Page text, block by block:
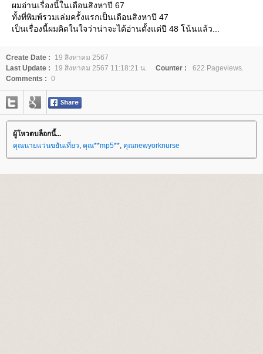
ผมอ่านเรื่องนี้ในเดือนสิงหาปี 67
ทั้งที่พิมพ์รวมเล่มครั้งแรกเป็นเดือนสิงหาปี 47
เป็นเรื่องนี้ผมคิดในใจว่าน่าจะได้อ่านตั้งแต่ปี 48 โน้นแล้ว...
Create Date :
19 สิงหาคม 2567
Last Update :
19 สิงหาคม 2567 11:18:21 น. Counter :
622 Pageviews.
Comments : 0
ผู้โหวตบล็อกนี้...
คุณนายแว่นขยันเที่ยว, คุณ**mp5**, คุณnewyorknurse